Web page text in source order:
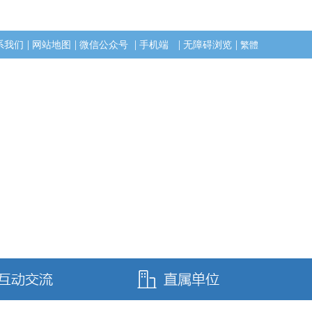
我们 | 网站地图 | 微信公众号 | 手机端 | 无障碍浏览 | 繁體